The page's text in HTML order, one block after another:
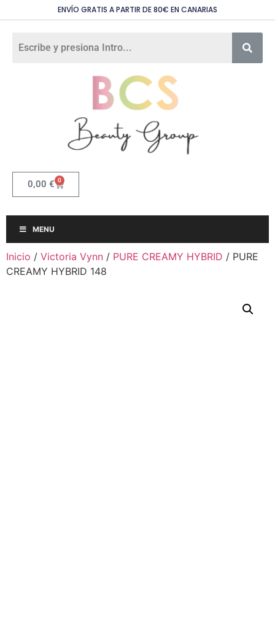
ENVÍO GRATIS A PARTIR DE 80€ EN CANARIAS
0,00 € 0
MENU
Inicio / Victoria Vynn / PURE CREAMY HYBRID / PURE
CREAMY HYBRID 148